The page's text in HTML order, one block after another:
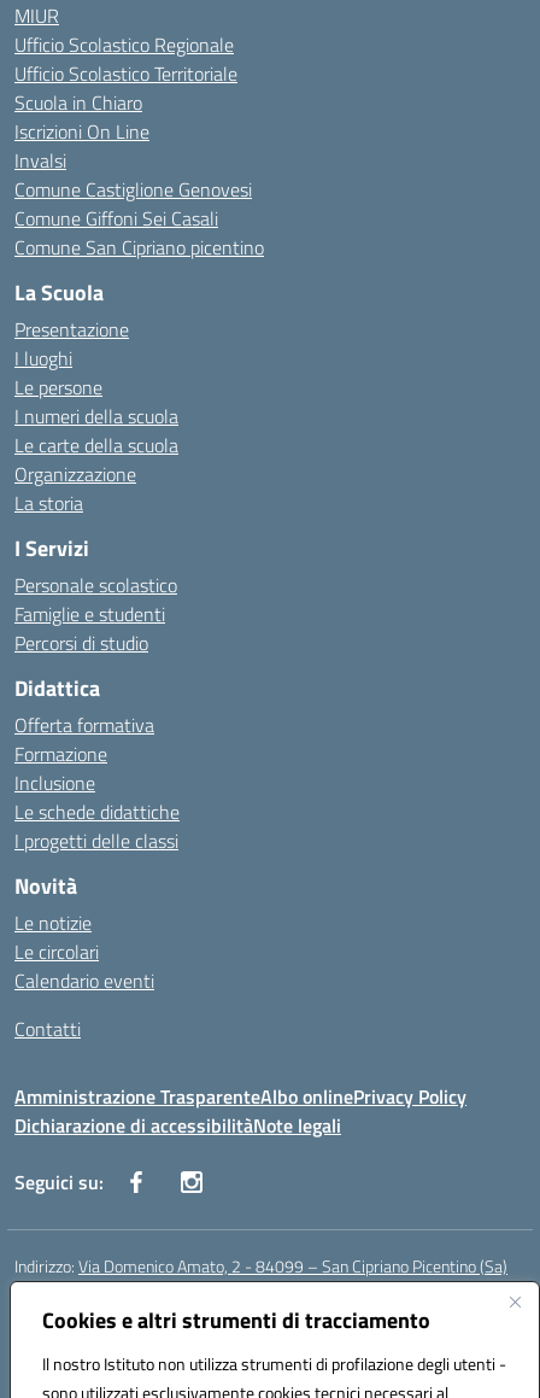
Cookies e altri strumenti di tracciamento
Il nostro Istituto non utilizza strumenti di profilazione degli utenti -
sono utilizzati esclusivamente cookies tecnici necessari al
MIUR
Ufficio Scolastico Regionale
Ufficio Scolastico Territoriale
Scuola in Chiaro
Iscrizioni On Line
Invalsi
Comune Castiglione Genovesi
Comune Giffoni Sei Casali
Comune San Cipriano picentino
La Scuola
Presentazione
I luoghi
Le persone
I numeri della scuola
Le carte della scuola
Organizzazione
La storia
I Servizi
Personale scolastico
Famiglie e studenti
Percorsi di studio
Didattica
Offerta formativa
Formazione
Inclusione
Le schede didattiche
I progetti delle classi
Novità
Le notizie
Le circolari
Calendario eventi
Contatti
Amministrazione TrasparenteAlbo onlinePrivacy Policy
Dichiarazione di accessibilitàNote legali
Seguici su:
Indirizzo:Via Domenico Amato, 2 - 84099 – San Cipriano Picentino (Sa)
Centralino:
Posta elettronica certificata (PEC):saic87700c@pec.istruzione.it
Codice fiscale: 95075020651
Codice meccanografico:SAIC87700C